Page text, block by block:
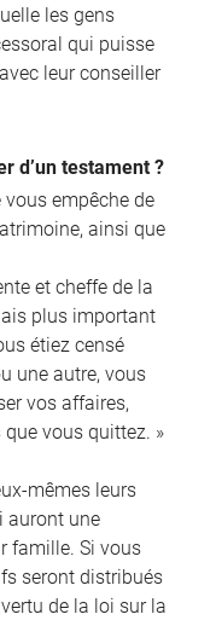
les gens
qui puisse
leur conseiller
d’un testament ?
vous empêche de
ainsi que
et cheffe de la
plus important
étiez censé
une autre, vous
vos affaires,
vous quittez. »
mêmes leurs
auront une
famille. Si vous
seront distribués
de la loi sur la